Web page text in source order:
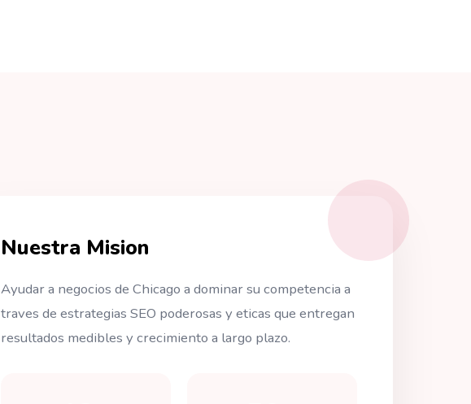
Nuestra Mision
Ayudar a negocios de Chicago a dominar su competencia a
traves de estrategias SEO poderosas y eticas que entregan
resultados medibles y crecimiento a largo plazo.